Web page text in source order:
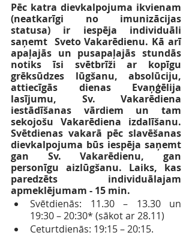
Pēc katra dievkalpojuma ikvienam
(neatkarīgi no imunizācijas
statusa) ir iespēja individuāli
saņemt  Sveto Vakarēdienu. Kā arī
apaļajās un pusapaļajās stundās
notiks īsi svētbrīži ar kopīgu
grēksūdzes lūgšanu, absolūciju,
attiecīgās dienas Evaņģēlija
lasījumu, Sv. Vakarēdiena
iestādīšanas vārdiem un tam
sekojošu Vakarēdiena izdalīšanu.
Svētdienas vakarā pēc slavēšanas
dievkalpojuma būs iespēja saņemt
gan Sv. Vakarēdienu, gan
personīgu aizlūgšanu. Laiks, kas
paredzēts individuālajam
apmeklējumam - 15 min.
Svētdienās: 11.30 – 13.30 un
19:30 – 20:30* (sākot ar 28.11)
Ceturtdienās: 19:15 – 20:15.